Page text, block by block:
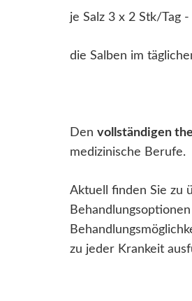
je Salz 3 x 2 Stk/Tag -
die Salben im
Den vollständigen
medizinische Berufe.
Aktuell finden Sie zu
zu jeder Krankeit